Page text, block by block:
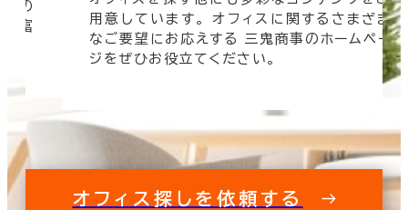
の
豊富
用意しています。 オフィスに関するさまざま
なご要望にお応えする 三鬼商事のホームペー
ジをぜひお役立てください。
オフィス探しを依頼する